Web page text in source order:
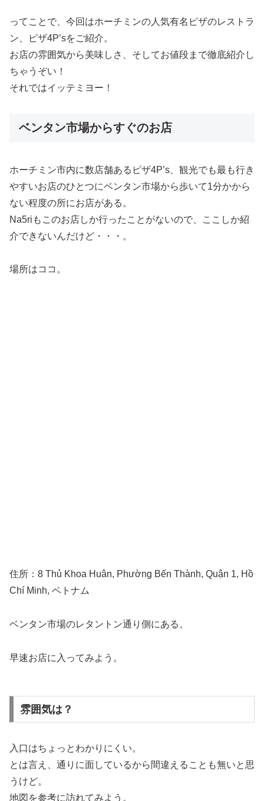
ってことで、今回はホーチミンの人気有名ピザのレストラ
ン、ピザ4P’sをご紹介。
お店の雰囲気から美味しさ、そしてお値段まで徹底紹介し
ちゃうぞい！
それではイッテミヨー！
ベンタン市場からすぐのお店
ホーチミン市内に数店舗あるピザ4P’s、観光でも最も行き
やすいお店のひとつにベンタン市場から歩いて1分かから
ない程度の所にお店がある。
Na5riもこのお店しか行ったことがないので、ここしか紹
介できないんだけど・・・。
場所はココ。
住所：8 Thủ Khoa Huân, Phường Bến Thành, Quận 1, Hồ
Chí Minh, ベトナム
ベンタン市場のレタントン通り側にある。
早速お店に入ってみよう。
雰囲気は？
入口はちょっとわかりにくい。
とは言え、通りに面しているから間違えることも無いと思
うけど。
地図を参考に訪れてみよう。